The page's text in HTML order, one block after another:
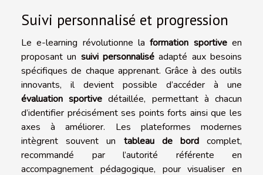
Suivi personnalisé et progression
Le e-learning révolutionne laformation sportiveen
proposant un suivi personnalisé adapté aux besoins
spécifiques de chaque apprenant. Grâce à des outils
innovants, il devient possible d’accéder à une
évaluation sportive détaillée, permettant à chacun
d’identifier précisément ses points forts ainsi que les
axes à améliorer. Les plateformes modernes
intègrent souvent un tableau de bordcomplet,
recommandé par l’autorité référente en
accompagnement pédagogique, pour visualiser en